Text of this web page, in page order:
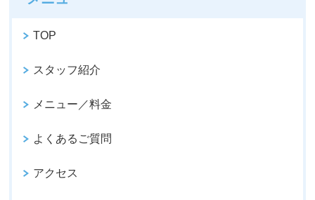
TOP
スタッフ紹介
メニュー／料金
よくあるご質問
アクセス